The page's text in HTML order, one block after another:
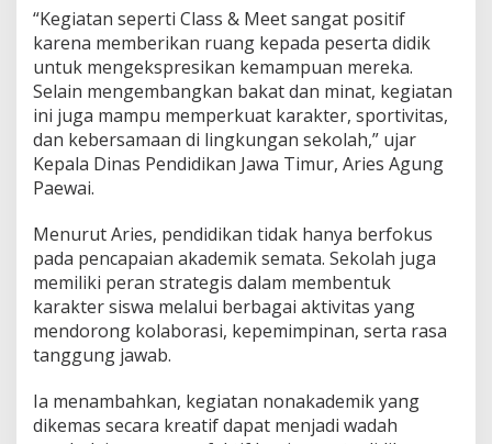
a
n
g
k
a
n
P
r
e
a
i
d
a
n
a
k
“Kegiatan seperti Class & Meet sangat positif
karena memberikan ruang kepada peserta didik
untuk mengekspresikan kemampuan mereka.
Selain mengembangkan bakat dan minat, kegiatan
ini juga mampu memperkuat karakter, sportivitas,
dan kebersamaan di lingkungan sekolah,” ujar
Kepala Dinas Pendidikan Jawa Timur, Aries Agung
Paewai.
Menurut Aries, pendidikan tidak hanya berfokus
pada pencapaian akademik semata. Sekolah juga
memiliki peran strategis dalam membentuk
karakter siswa melalui berbagai aktivitas yang
mendorong kolaborasi, kepemimpinan, serta rasa
tanggung jawab.
Ia menambahkan, kegiatan nonakademik yang
dikemas secara kreatif dapat menjadi wadah